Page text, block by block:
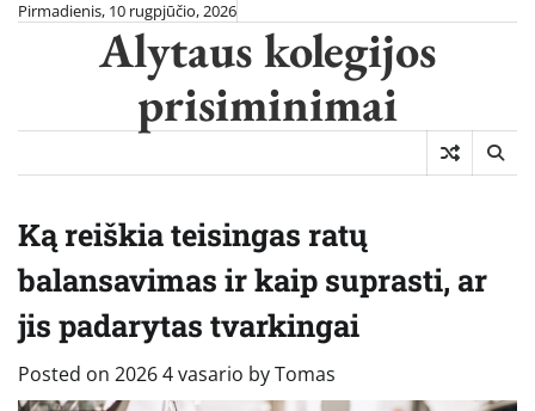
SkipPirmadienis, 10 rugpjūčio, 2026
Alytaus kolegijos
prisiminimai
Ką reiškia teisingas ratų
balansavimas ir kaip suprasti, ar
jis padarytas tvarkingai
Posted on 2026 4 vasario byTomas